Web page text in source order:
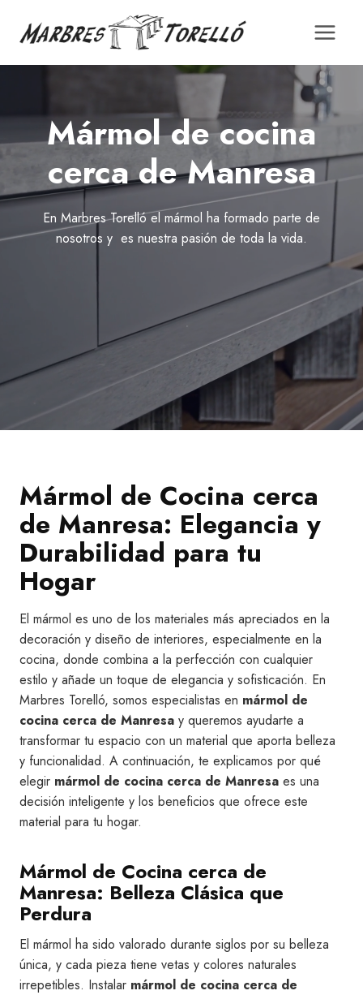
contenido
Mármol de cocina
cerca de Manresa
En Marbres Torelló el mármol ha formado parte de
nosotros y es nuestra pasión de toda la vida.
Mármol de Cocina cerca
de Manresa: Elegancia y
Durabilidad para tu
Hogar
El mármol es uno de los materiales más apreciados en la
decoración y diseño de interiores, especialmente en la
cocina, donde combina a la perfección con cualquier
estilo y añade un toque de elegancia y sofisticación. En
Marbres Torelló, somos especialistas en mármol de
cocina cerca de Manresa y queremos ayudarte a
transformar tu espacio con un material que aporta belleza
y funcionalidad. A continuación, te explicamos por qué
elegir mármol de cocina cerca de Manresa es una
decisión inteligente y los beneficios que ofrece este
material para tu hogar.
Mármol de Cocina cerca de
Manresa: Belleza Clásica que
Perdura
El mármol ha sido valorado durante siglos por su belleza
única, y cada pieza tiene vetas y colores naturales
irrepetibles. Instalar mármol de cocina cerca de